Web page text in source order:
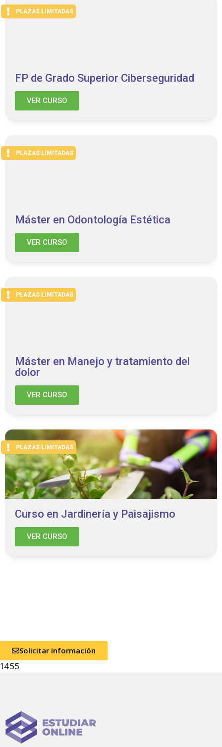
PLAZAS LIMITADAS
FP de Grado Superior Ciberseguridad
VER CURSO
PLAZAS LIMITADAS
Máster en Odontología Estética
VER CURSO
PLAZAS LIMITADAS
Máster en Manejo y tratamiento del
dolor
VER CURSO
PLAZAS LIMITADAS
Curso en Jardinería y Paisajismo
VER CURSO
Solicitar información
1455